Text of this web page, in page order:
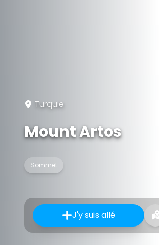
Turquie
Mount Artos
Sommet
J'y suis allé